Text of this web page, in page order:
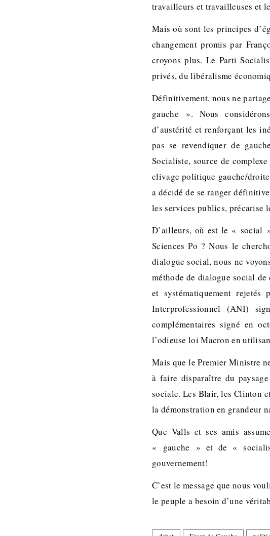
travailleurs et travailleuses et
Mais où sont les principes
changement promis par
croyons plus. Le Parti
privés, du libéralisme
Définitivement, nous ne
gauche ». Nous
d’austérité et renforçant les
pas se revendiquer de
Socialiste, source de
clivage politique gauche/
a décidé de se ranger
les services publics, précarise
D’ailleurs, où est le « social
Sciences Po ? Nous le
dialogue social, nous ne
méthode de dialogue social
et systématiquement
Interprofessionnel (ANI)
complémentaires signé en
l’odieuse loi Macron en
Mais que le Premier Ministre
à faire disparaître du
sociale. Les Blair, les Clinton
la démonstration en grandeur
Que Valls et ses amis
« gauche » et de «
gouvernement!
C’est le message que nous
le peuple a besoin d’une